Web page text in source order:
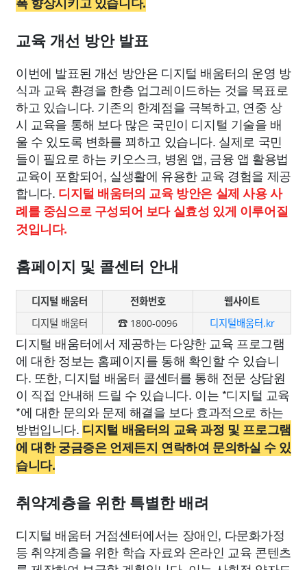
교육 개선 방안 발표
이번에 발표된 개선 방안은 디지털 배움터의 운영 방
식과 교육 환경을 한층 업그레이드하는 것을 목표로
하고 있습니다. 기존의 한계점을 극복하고, 연중 상
시 교육을 통해 보다 많은 국민이 디지털 기술을 배
울 수 있도록 변화를 꾀하고 있습니다. 실제로 국민
들이 필요로 하는 키오스크, 병원 앱, 금융 앱 활용법
교육이 포함되어, 실생활에 유용한 교육 경험을 제공
합니다. 디지털 배움터의 교육 방안은 실제 사용 사
례를 중심으로 구성되어 보다 실효성 있게 이루어질
것입니다.
홈페이지 및 콜센터 안내
디지털 배움터 전화번호
웹사이트
디지털 배움터
☎ 1800-0096 디지털배움터.kr
디지털 배움터에서 제공하는 다양한 교육 프로그램
에 대한 정보는 홈페이지를 통해 확인할 수 있습니
다. 또한, 디지털 배움터 콜센터를 통해 전문 상담원
이 직접 안내해 드릴 수 있습니다. 이는 *디지털 교육
*에 대한 문의와 문제 해결을 보다 효과적으로 하는
방법입니다. 디지털 배움터의 교육 과정 및 프로그램
에 대한 궁금증은 언제든지 연락하여 문의하실 수 있
습니다.
취약계층을 위한 특별한 배려
디지털 배움터 거점센터에서는 장애인, 다문화가정
등 취약계층을 위한 학습 자료와 온라인 교육 콘텐츠